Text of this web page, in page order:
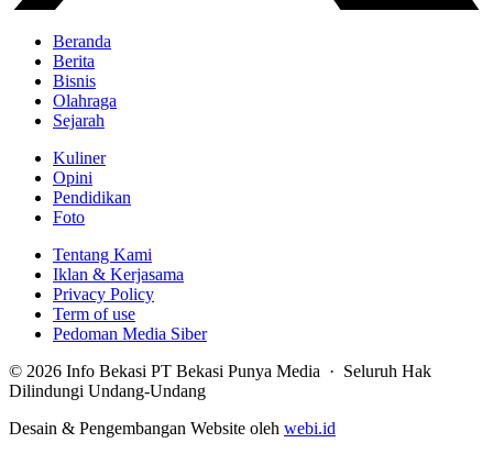
Beranda
Berita
Bisnis
Olahraga
Sejarah
Kuliner
Opini
Pendidikan
Foto
Tentang Kami
Iklan & Kerjasama
Privacy Policy
Term of use
Pedoman Media Siber
© 2026 Info Bekasi PT Bekasi Punya Media · Seluruh Hak
Dilindungi Undang-Undang
Desain & Pengembangan Website oleh webi.id